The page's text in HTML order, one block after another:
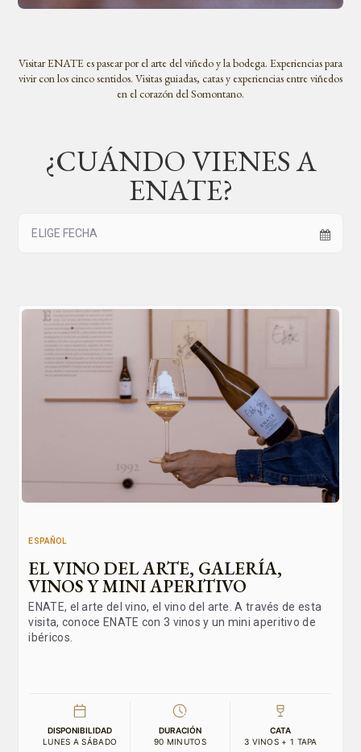
Visitar ENATE es pasear por el arte del viñedo y la bodega. Experiencias para
vivir con los cinco sentidos. Visitas guiadas, catas y experiencias entre viñedos
en el corazón del Somontano.
¿CUÁNDO VIENES A
ENATE?
ESPAÑOL
EL VINO DEL ARTE, GALERÍA,
VINOS Y MINI APERITIVO
ENATE, el arte del vino, el vino del arte. A través de esta
visita, conoce ENATE con 3 vinos y un mini aperitivo de
ibéricos.
DISPONIBILIDAD
LUNES A SÁBADO
DURACIÓN
90 MINUTOS
CATA
3 VINOS + 1 TAPA